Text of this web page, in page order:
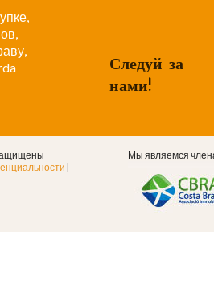
Следуй за
нами!
|
Мы являемся